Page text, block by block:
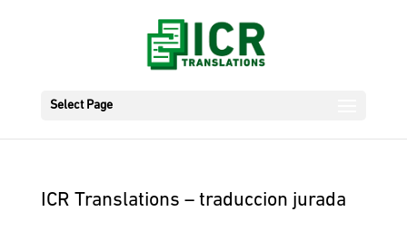
Select Page
ICR Translations – traduccion jurada